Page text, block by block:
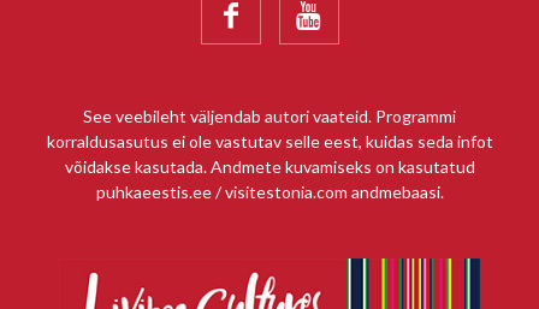
 
See veebileht väljendab autori vaateid. Programmi
korraldusasutus ei ole vastutav selle eest, kuidas seda infot
võidakse kasutada. Andmete kuvamiseks on kasutatud
puhkaeestis.ee / visitestonia.com andmebaasi.